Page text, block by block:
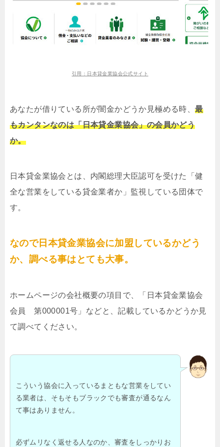
引用：日本貸金業協会公式サイト
あなたが借りている所が闇金かどうか見極める時、最
もカンタンなのは「日本貸金業協会」の会員かどう
か。
日本貸金業協会とは、内閣総理大臣認可を受けた「健
全な営業をしている貸金業者か」監視している団体で
す。
なので日本貸金業協会に加盟しているかどう
か、調べる事はとても大事。
ホームページの会社概要の項目で、「日本貸金業協会
会員 第000001号」などと、記載しているかどうか見
て調べてください。
こういう協会に入っているまともな営業をしてい
る業者は、そもそもブラックでも審査が通るなん
て事はありません。
必ずムリなく返せる人なのか、審査をしっかりお